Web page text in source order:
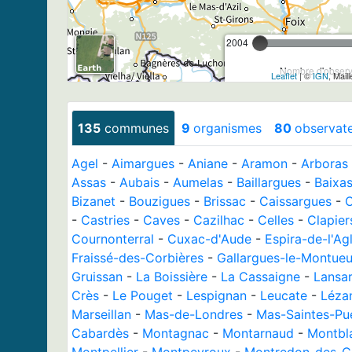
2004
Nombre
Leaflet| ©IGN,
135 communes 9 organismes 80
Agel - Aimargues - Aniane - Aramon - Arboras
Assas - Aubais - Aumelas - Baillargues - Baixas
Bizanet - Bouzigues - Brissac - Caissargues -
- Castries - Caves - Cazilhac - Celles -
Cournonterral - Cuxac-d'Aude - Espira-de-
Fraissé-des-Corbières - Gallargues-le-
Gruissan - La Boissière - La Cassaigne -
Crès - Le Pouget - Lespignan - Leucate -
Marseillan - Mas-de-Londres - Mas-Saintes-
Cabardès - Montagnac - Montarnaud -